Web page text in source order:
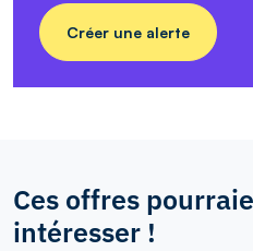
Créer une alerte
Ces offres
intéresser !